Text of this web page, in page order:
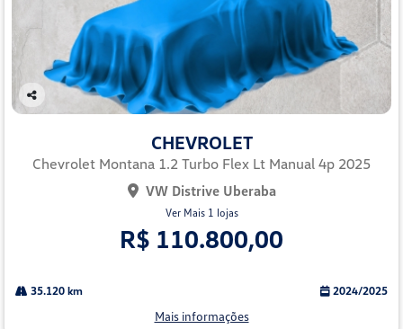
Co
lhe
CHEVROLET
Chevrolet Montana 1.2 Turbo Flex Lt Manual 4p 2025
VW Distrive Uberaba
Ver Mais 1 lojas
R$ 110.800,00
35.120 km 2024/2025
Mais informações